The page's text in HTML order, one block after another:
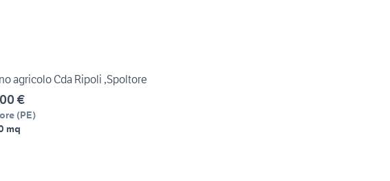
agricolo Cda Ripoli ,Spoltore
€
(PE)
mq